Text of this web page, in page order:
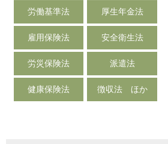
労働基準法 厚生年金法
雇用保険法 安全衛生法
労災保険法 派遣法
健康保険法 徴収法 ほか